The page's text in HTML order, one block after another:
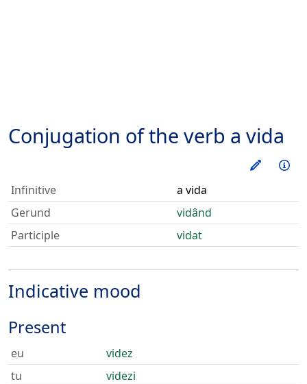
Conjugation of the verb a vida
Train
Infinitive
a vida
Gerund
vidând
Participle
vidat
Indicative mood
Present
eu
videz
tu
videzi